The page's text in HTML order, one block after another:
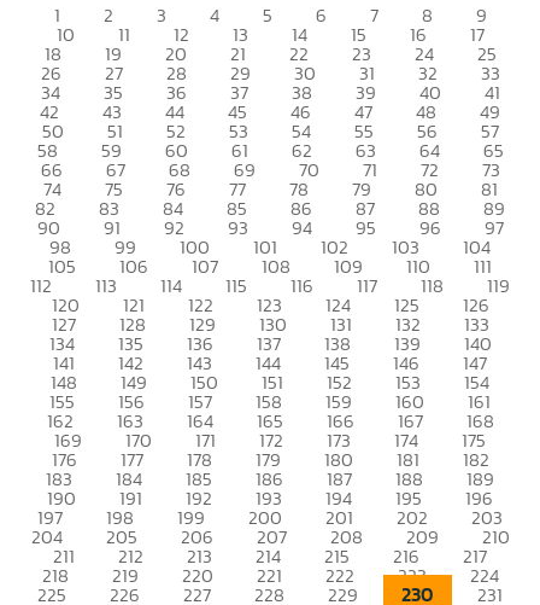
1 2 3 4 5 6 7 8 9
10 11 12 13 14 15 16 17
18 19 20 21 22 23 24 25
26 27 28 29 30 31 32 33
34 35 36 37 38 39 40 41
42 43 44 45 46 47 48 49
50 51 52 53 54 55 56 57
58 59 60 61 62 63 64 65
66 67 68 69 70 71 72 73
74 75 76 77 78 79 80 81
82 83 84 85 86 87 88 89
90 91 92 93 94 95 96 97
98 99 100 101 102 103 104
105 106 107 108 109 110 111
112 113 114 115 116 117 118 119
120 121 122 123 124 125 126
127 128 129 130 131 132 133
134 135 136 137 138 139 140
141 142 143 144 145 146 147
148 149 150 151 152 153 154
155 156 157 158 159 160 161
162 163 164 165 166 167 168
169 170 171 172 173 174 175
176 177 178 179 180 181 182
183 184 185 186 187 188 189
190 191 192 193 194 195 196
197 198 199 200 201 202 203
204 205 206 207 208 209 210
211 212 213 214 215 216 217
218 219 220 221 222 223 224
225 226 227 228 229 230 231